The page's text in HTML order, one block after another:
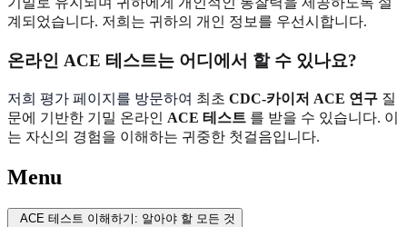
계되었습니다. 저희는 귀하의 개인 정보를 우선시합니다.
온라인 ACE 테스트는 어디에서 할 수 있나요?
저희 평가 페이지를 방문하여 최초 CDC-카이저 ACE 연구 질
문에 기반한 기밀 온라인 ACE 테스트 를 받을 수 있습니다. 이
는 자신의 경험을 이해하는 귀중한 첫걸음입니다.
Menu
ACE 테스트 이해하기: 알아야 할 모든 것